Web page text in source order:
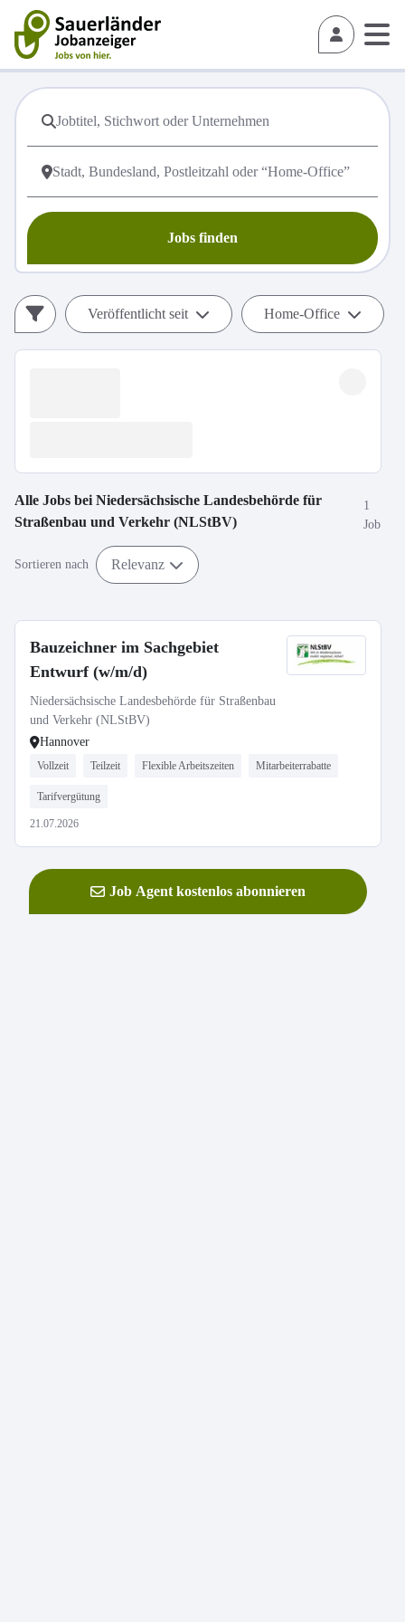
Jobs finden
Veröffentlicht seit Home-Office
Alle Jobs bei Niedersächsische Landesbehörde für
Straßenbau und Verkehr (NLStBV)
1
Job
Sortieren nach Relevanz
Bauzeichner im Sachgebiet
Entwurf (w/m/d)
Niedersächsische Landesbehörde für Straßenbau
und Verkehr (NLStBV)
Hannover
Vollzeit Teilzeit Flexible Arbeitszeiten Mitarbeiterrabatte
Tarifvergütung
21.07.2026
Job Agent kostenlos abonnieren